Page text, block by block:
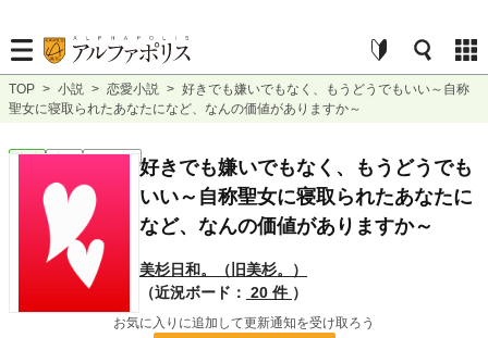
TOP > 小説 > 恋愛小説 > 好きでも嫌いでもなく、もうどうでもいい～自称
聖女に寝取られたあなたになど、なんの価値がありますか～
恋愛 完結 ｼｮｰﾄｼｮｰﾄ
好きでも嫌いでもなく、もうどうでも
いい～自称聖女に寝取られたあなたに
など、なんの価値がありますか～
美杉日和。（旧美杉。）
（近況ボード： 20 件 ）
お気に入りに追加して更新通知を受け取ろう